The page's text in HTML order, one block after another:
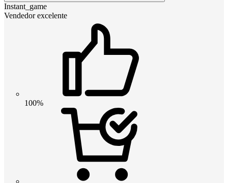
Instant_game
Vendedor excelente
100%